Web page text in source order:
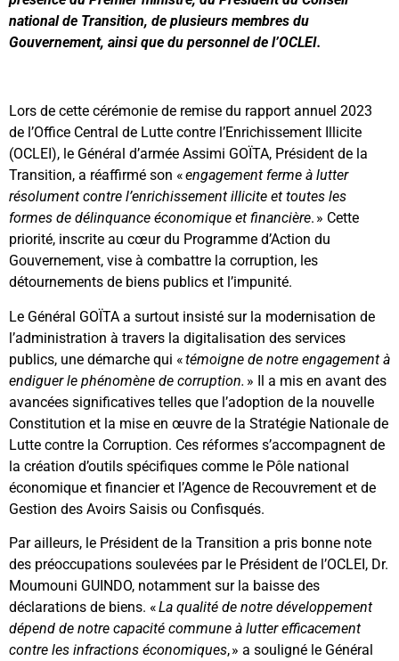
national de Transition, de plusieurs membres du
Gouvernement, ainsi que du personnel de l’OCLEI.
Lors de cette cérémonie de remise du rapport annuel 2023
de l’Office Central de Lutte contre l’Enrichissement Illicite
(OCLEI), le Général d’armée Assimi GOÏTA, Président de la
Transition, a réaffirmé son «engagement ferme à lutter
résolument contre l’enrichissement illicite et toutes les
formes de délinquance économique et financière. » Cette
priorité, inscrite au cœur du Programme d’Action du
Gouvernement, vise à combattre la corruption, les
détournements de biens publics et l’impunité.
Le Général GOÏTA a surtout insisté sur la modernisation de
l’administration à travers la digitalisation des services
publics, une démarche qui «témoigne de notre engagement à
endiguer le phénomène de corruption. » Il a mis en avant des
avancées significatives telles que l’adoption de la nouvelle
Constitution et la mise en œuvre de la Stratégie Nationale de
Lutte contre la Corruption. Ces réformes s’accompagnent de
la création d’outils spécifiques comme le Pôle national
économique et financier et l’Agence de Recouvrement et de
Gestion des Avoirs Saisis ou Confisqués.
Par ailleurs, le Président de la Transition a pris bonne note
des préoccupations soulevées par le Président de l’OCLEI, Dr.
Moumouni GUINDO, notamment sur la baisse des
déclarations de biens. «La qualité de notre développement
dépend de notre capacité commune à lutter efficacement
contre les infractions économiques, » a souligné le Général